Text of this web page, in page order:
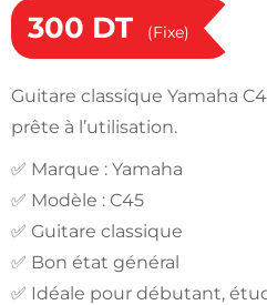
300 DT (Fixe)
Guitare classique Yamaha
prête à l’utilisation.
✅ Marque : Yamaha
✅ Modèle : C45
✅ Guitare classique
✅ Bon état général
✅ Idéale pour débutant,